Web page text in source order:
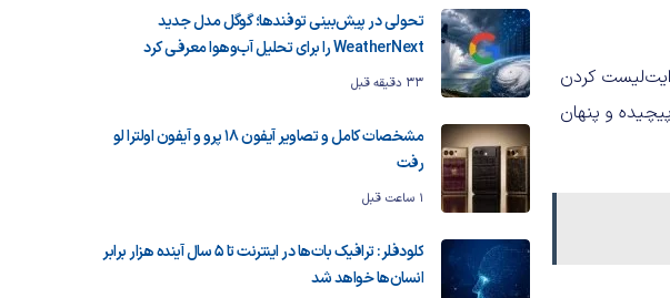
تحولی در پیش‌بینی توفندها؛ گوگل مدل جدید
WeatherNext را برای تحلیل آب‌وهوا معرفی کرد
33 دقیقه قبل
مشخصات کامل و تصاویر آیفون ۱۸ پرو و آیفون اولترا لو
رفت
1 ساعت قبل
کلودفلر: ترافیک بات‌ها در اینترنت تا ۵ سال آینده هزار برابر
انسان‌ها خواهد شد
کردن
و پنهان